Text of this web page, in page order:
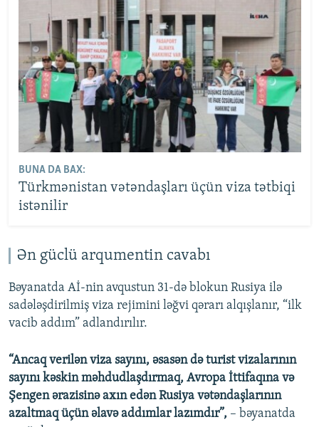
BUNA DA BAX:
Türkmənistan vətəndaşları üçün viza tətbiqi
istənilir
Ən güclü arqumentin cavabı
Bəyanatda Aİ-nin avqustun 31-də blokun Rusiya ilə
sadələşdirilmiş viza rejimini ləğvi qərarı alqışlanır, “ilk
vacib addım” adlandırılır.
“Ancaq verilən viza sayını, əsasən də turist vizalarının
sayını kəskin məhdudlaşdırmaq, Avropa İttifaqına və
Şengen ərazisinə axın edən Rusiya vətəndaşlarının
azaltmaq üçün əlavə addımlar lazımdır”, – bəyanatda